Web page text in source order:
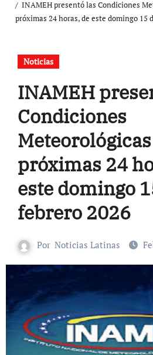
INAMEH presentó las Condiciones
próximas 24 horas, de este domingo 15
Noticias
INAMEH
Condiciones
próximas 24
este domingo
febrero 2026
Por Noticias Latinas